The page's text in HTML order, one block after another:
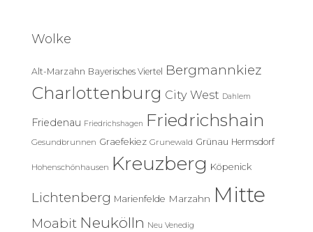
n
a
c
:
Wolke
Alt-Marzahn Bayerisches Viertel Bergmannkiez
Charlottenburg City West Dahlem
Friedenau Friedrichshagen Friedrichshain
Gesundbrunnen Graefekiez Grunewald Grünau Hermsdorf
Hohenschönhausen Kreuzberg Köpenick
Lichtenberg Marienfelde Marzahn Mitte
Moabit Neukölln Neu Venedig